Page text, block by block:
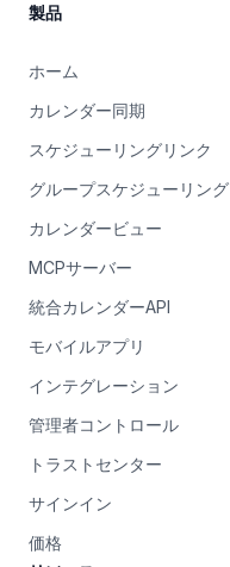
製品
ホーム
カレンダー同期
スケジューリングリンク
グループスケジューリング
カレンダービュー
MCPサーバー
統合カレンダーAPI
モバイルアプリ
インテグレーション
管理者コントロール
トラストセンター
サインイン
価格